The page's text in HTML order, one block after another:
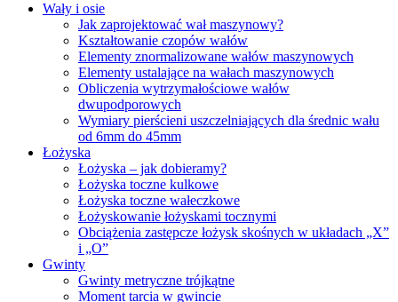
Wały i osie
Jak zaprojektować wał maszynowy?
Kształtowanie czopów wałów
Elementy znormalizowane wałów maszynowych
Elementy ustalające na wałach maszynowych
Obliczenia wytrzymałościowe wałów
dwupodporowych
Wymiary pierścieni uszczelniających dla średnic wału
od 6mm do 45mm
Łożyska
Łożyska – jak dobieramy?
Łożyska toczne kulkowe
Łożyska toczne wałeczkowe
Łożyskowanie łożyskami tocznymi
Obciążenia zastępcze łożysk skośnych w układach „X”
i „O”
Gwinty
Gwinty metryczne trójkątne
Moment tarcia w gwincie